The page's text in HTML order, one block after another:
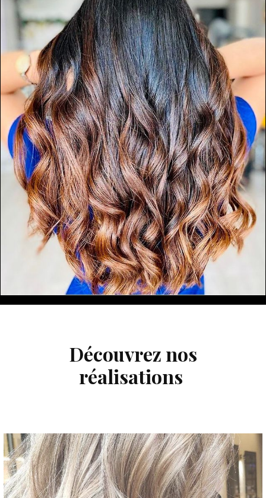
Découvrez nos
réalisations